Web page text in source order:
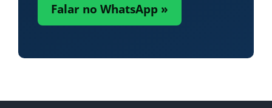
Falar no WhatsApp »